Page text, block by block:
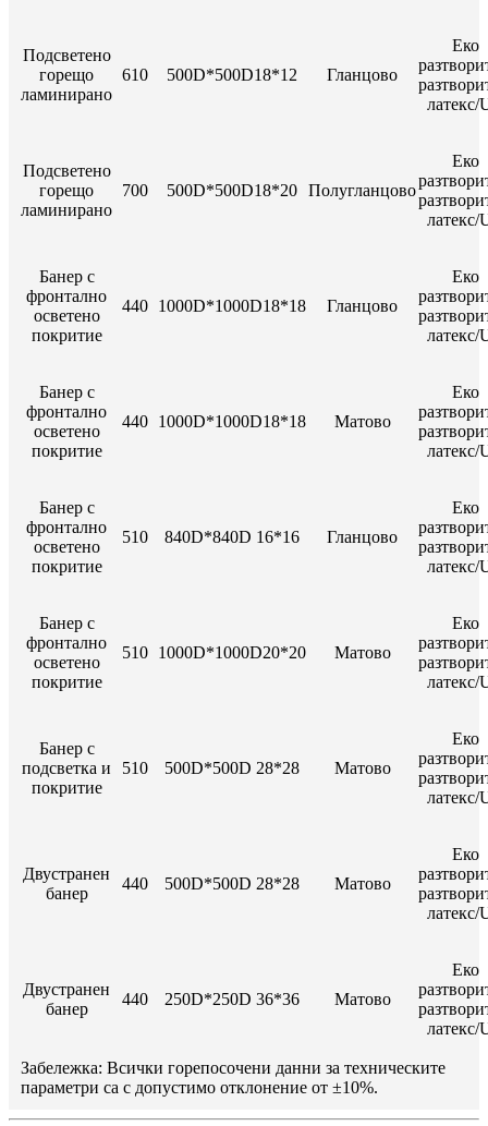
Подсветено
горещо
ламинирано
610 500D*500D18*12 Гланцово
Еко
латекс/
Подсветено
горещо
ламинирано
700 500D*500D18*20 Полугланцово
Еко
латекс/
Банер с
фронтално
осветено
покритие
440 1000D*1000D18*18 Гланцово
Еко
латекс/
Банер с
фронтално
осветено
покритие
440 1000D*1000D18*18 Матово
Еко
латекс/
Банер с
фронтално
осветено
покритие
510 840D*840D 16*16 Гланцово
Еко
латекс/
Банер с
фронтално
осветено
покритие
510 1000D*1000D20*20 Матово
Еко
латекс/
Банер с
подсветка и
покритие
510 500D*500D 28*28 Матово
Еко
латекс/
Двустранен
банер
440 500D*500D 28*28 Матово
Еко
латекс/
Двустранен
банер
440 250D*250D 36*36 Матово
Еко
латекс/
Забележка: Всички горепосочени данни за техническите
параметри са с допустимо отклонение от ±10%.